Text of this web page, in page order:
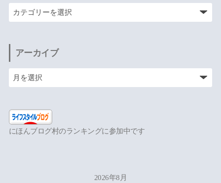
アーカイブ
にほんブログ村のランキングに参加中です
2026年8月